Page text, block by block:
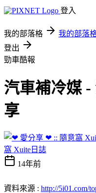
登入
我的部落格 我的部落
登出
勁車酷報
汽車補冷媒
享
窩 Xuite日誌
14年前
資料來源 : http://5i01.com/